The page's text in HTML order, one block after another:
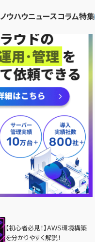
ノウハウニュースコラム特集
【初心者必見！】AWS環境構築
を分かりやすく解説！